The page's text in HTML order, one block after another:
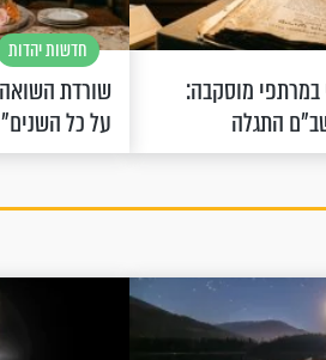
מוסקבה:
התגלה
חדשות יהדות
על כל השנים"